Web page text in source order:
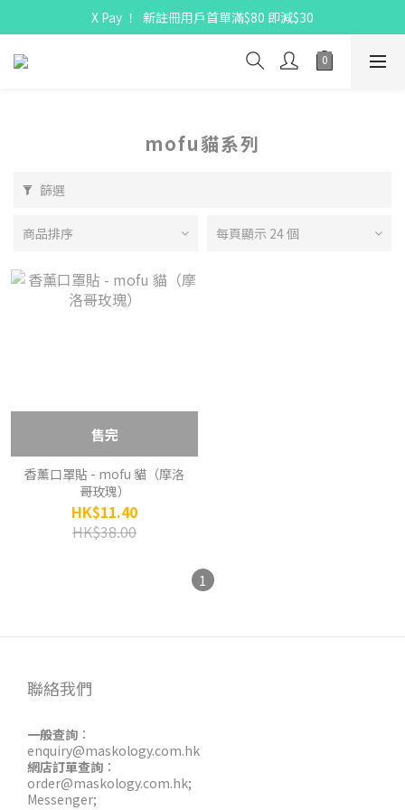
X Pay ！  新註冊用戶首單滿$80 即減$30
X Pay ！  新註冊用戶首單滿$80 即減$30
全線駱駝牌產品會員 9 折
mofu貓系列
篩選
商品排序 每頁顯示 24 個
售完
香薰口罩貼 - mofu 貓（摩洛
哥玫瑰）
HK$11.40
HK$38.00
1
聯絡我們
一般查詢 ：
enquiry@maskology.com.hk
網店訂單查詢 ：
order@maskology.com.hk;
Messenger;